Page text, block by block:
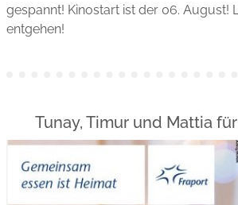
gespannt! Kinostart ist der 06. August!
entgehen!
Tunay, Timur und Mattia